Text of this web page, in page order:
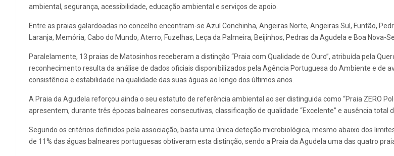
ambiental, segurança, acessibilidade, educação ambiental e serviços de apoio.
Entre as praias galardoadas no concelho encontram-se Azul Conchinha, Angeiras Norte, Angeiras Sul, Funtão,
Laranja, Memória, Cabo do Mundo, Aterro, Fuzelhas, Leça da Palmeira, Beijinhos, Pedras da Agudela e Boa Nova-
Paralelamente, 13 praias de Matosinhos receberam a distinção “Praia com Qualidade de Ouro”, atribuída pela
reconhecimento resulta da análise de dados oficiais disponibilizados pela Agência Portuguesa do Ambiente e de
consistência e estabilidade na qualidade das suas águas ao longo dos últimos anos.
A Praia da Agudela reforçou ainda o seu estatuto de referência ambiental ao ser distinguida como “Praia ZERO
apresentem, durante três épocas balneares consecutivas, classificação de qualidade “Excelente” e ausência
Segundo os critérios definidos pela associação, basta uma única deteção microbiológica, mesmo abaixo dos
de 11% das águas balneares portuguesas obtiveram esta distinção, sendo a Praia da Agudela uma das quatro